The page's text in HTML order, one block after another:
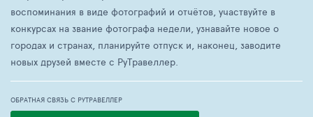
воспоминания в виде фотографий и отчётов, участвуйте в
конкурсах на звание фотографа недели, узнавайте новое о
городах и странах, планируйте отпуск и, наконец, заводите
новых друзей вместе с РуТравеллер.
ОБРАТНАЯ СВЯЗЬ С РУТРАВЕЛЛЕР